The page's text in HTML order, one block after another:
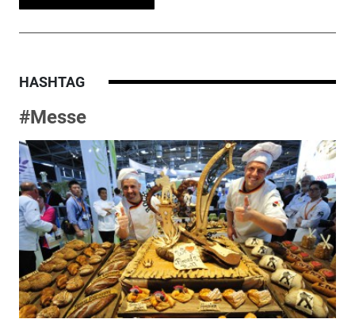
HASHTAG
#Messe